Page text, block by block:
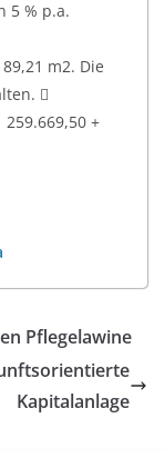
5 % p.a.
m2. Die

+
Pflegelawine
Kapitalanlage